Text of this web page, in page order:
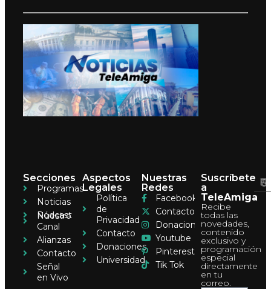
Secciones
Programas
Noticias
Pódcast
Nuestro
Canal
Alianzas
Contacto
Señal
en Vivo
Aspectos
Legales
Política
de
Privacidad
Contacto
Donaciones
Universidad
Nuestras
Redes
Facebook
Contacto
Donaciones
Youtube
Pinterest
Tik Tok
Suscríbete
a
TeleAmiga
Recibe
todas las
novedades,
contenido
exclusivo y
programación
especial
directamente
en tu
correo.